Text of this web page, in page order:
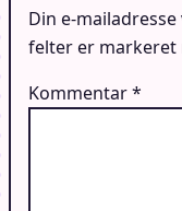
Din e-
felter er markeret
Kommentar*